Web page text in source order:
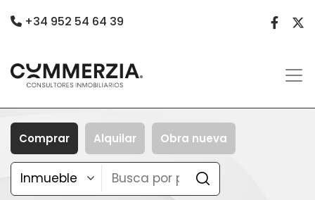
+34 952 54 64 39
Comprar Alquilar Obra nueva